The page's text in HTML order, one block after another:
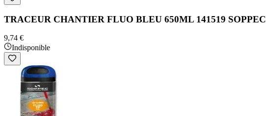
TRACEUR CHANTIER FLUO BLEU 650ML 141519 SOPPEC
9,74 €
Indisponible